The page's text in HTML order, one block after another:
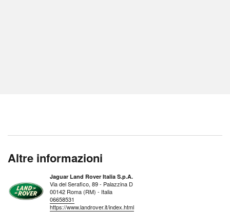
Altre informazioni
Jaguar Land Rover Italia S.p.A.
Via del Serafico, 89 - Palazzina D
00142 Roma (RM) - Italia
06658531
https://www.landrover.it/index.html